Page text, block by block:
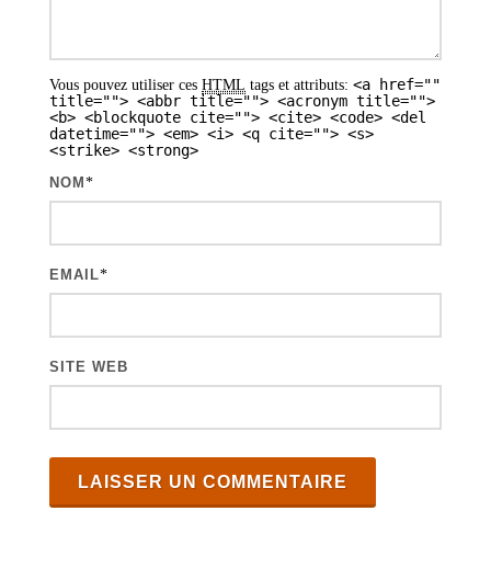
Vous pouvez utiliser ces HTML tags et attributs: <a href=""
title=""> <abbr title=""> <acronym title="">
<b> <blockquote cite=""> <cite> <code> <del
datetime=""> <em> <i> <q cite=""> <s>
<strike> <strong>
NOM *
EMAIL*
SITE WEB